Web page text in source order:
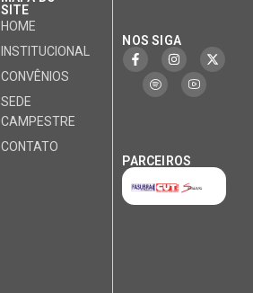
SITE
HOME
INSTITUCIONAL
CONVÊNIOS
SEDE
CAMPESTRE
CONTATO
NOS SIGA
PARCEIROS